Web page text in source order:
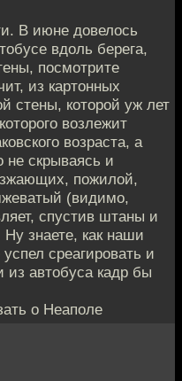
В июне довелось
вдоль берега,
посмотрите
из картонных
стены, которой уж лет
возлежит
возраста, а
не скрываясь и
пожилой,
(видимо,
спустив штаны и
знаете, как наши
среагировать и
из автобуса кадр бы
о Неаполе